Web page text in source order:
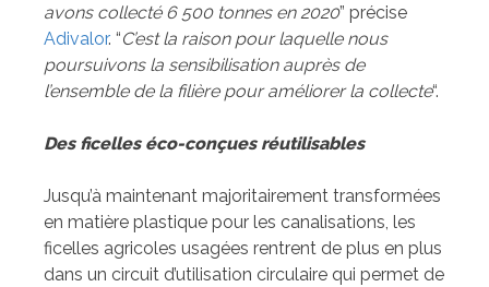
avons collecté 6 500 tonnes en 2020” précise
Adivalor. “C’est la raison pour laquelle nous
poursuivons la sensibilisation auprès de
l’ensemble de la filière pour améliorer la collecte“.
Des ficelles éco-conçues réutilisables
Jusqu’à maintenant majoritairement transformées
en matière plastique pour les canalisations, les
ficelles agricoles usagées rentrent de plus en plus
dans un circuit d’utilisation circulaire qui permet de